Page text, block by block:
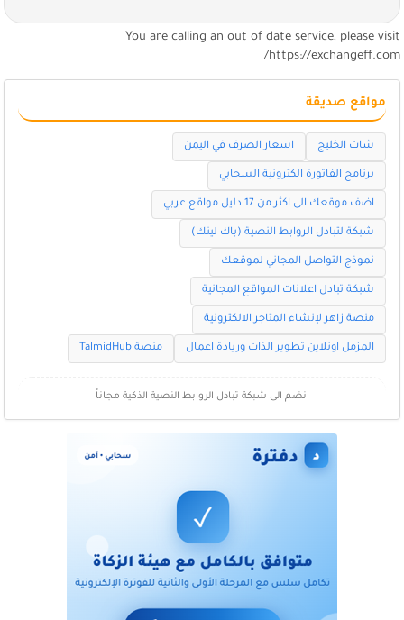
You are calling an out of date service, please visit
https://exchangeff.com/
مواقع صديقة
شات الخليج اسعار الصرف في اليمن
برنامج الفاتورة الكترونية السحابي
اضف موقعك الى اكثر من 17 دليل مواقع عربي
شبكة لتبادل الروابط النصية (باك لينك)
نموذج التواصل المجاني لموقعك
شبكة تبادل اعلانات المواقع المجانية
منصة زاهر لإنشاء المتاجر الالكترونية
المزمل اونلاين تطوير الذات وريادة اعمال منصة TalmidHub
انضم الى شبكة تبادل الروابط النصية الذكية مجاناً